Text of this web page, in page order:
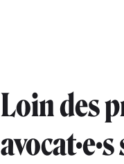
Loin des